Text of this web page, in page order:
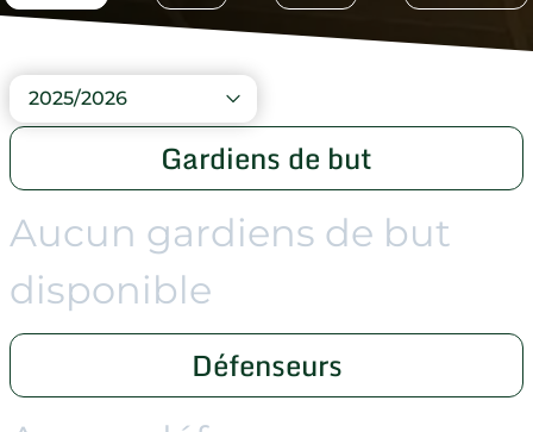
2025/2026
Gardiens de but
Aucun gardiens de but
disponible
Défenseurs